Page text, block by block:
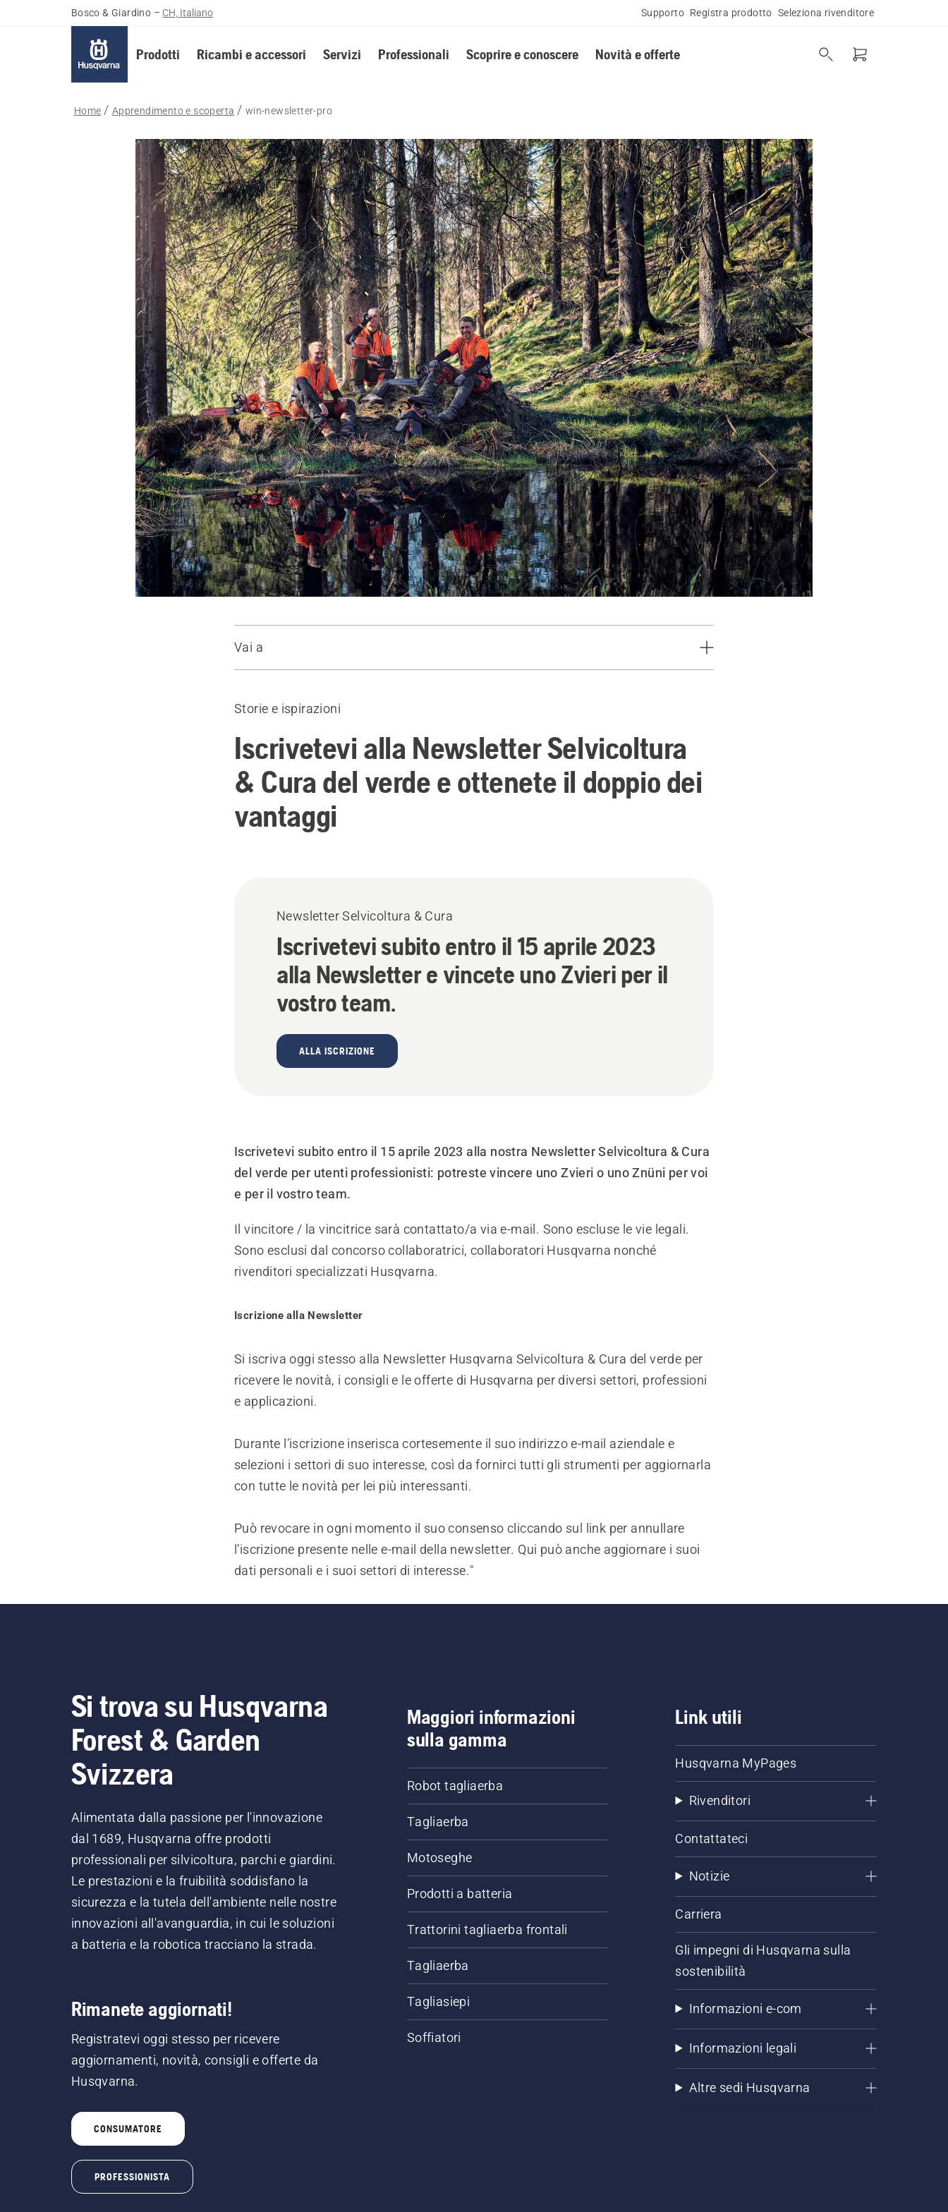
Bosco & Giardino – CH, Italiano Supporto Registra prodotto Seleziona rivenditore
Prodotti Ricambi e accessori Servizi Professionali Scoprire e conoscere Novità e offerte
Home Apprendimento e scoperta win-newsletter-pro
Vai a
Modulo d'Iscrizioni
Storie e ispirazioni
Iscrivetevi alla Newsletter Selvicoltura
& Cura del verde e ottenete il doppio dei
vantaggi
Newsletter Selvicoltura & Cura
Iscrivetevi subito entro il 15 aprile 2023
alla Newsletter e vincete uno Zvieri per il
vostro team.
ALLA ISCRIZIONE
Iscrivetevi subito entro il 15 aprile 2023 alla nostra Newsletter Selvicoltura & Cura
del verde per utenti professionisti: potreste vincere uno Zvieri o uno Znüni per voi
e per il vostro team.
Il vincitore / la vincitrice sarà contattato/a via e-mail. Sono escluse le vie legali.
Sono esclusi dal concorso collaboratrici, collaboratori Husqvarna nonché
rivenditori specializzati Husqvarna.
Iscrizione alla Newsletter
Si iscriva oggi stesso alla Newsletter Husqvarna Selvicoltura & Cura del verde per
ricevere le novità, i consigli e le offerte di Husqvarna per diversi settori, professioni
e applicazioni.
Durante l’iscrizione inserisca cortesemente il suo indirizzo e-mail aziendale e
selezioni i settori di suo interesse, così da fornirci tutti gli strumenti per aggiornarla
con tutte le novità per lei più interessanti.
Può revocare in ogni momento il suo consenso cliccando sul link per annullare
l’iscrizione presente nelle e-mail della newsletter. Qui può anche aggiornare i suoi
dati personali e i suoi settori di interesse."
Si trova su Husqvarna
Forest & Garden
Svizzera
Alimentata dalla passione per l'innovazione
dal 1689, Husqvarna offre prodotti
professionali per silvicoltura, parchi e giardini.
Le prestazioni e la fruibilità soddisfano la
sicurezza e la tutela dell'ambiente nelle nostre
innovazioni all'avanguardia, in cui le soluzioni
a batteria e la robotica tracciano la strada.
Rimanete aggiornati!
Registratevi oggi stesso per ricevere
aggiornamenti, novità, consigli e offerte da
Husqvarna.
CONSUMATORE
PROFESSIONISTA
Maggiori informazioni
sulla gamma
Robot tagliaerba
Tagliaerba
Motoseghe
Prodotti a batteria
Trattorini tagliaerba frontali
Tagliaerba
Tagliasiepi
Soffiatori
Link utili
Husqvarna MyPages
Rivenditori
Contattateci
Notizie
Carriera
Gli impegni di Husqvarna sulla
sostenibilità
Informazioni e-com
Informazioni legali
Altre sedi Husqvarna